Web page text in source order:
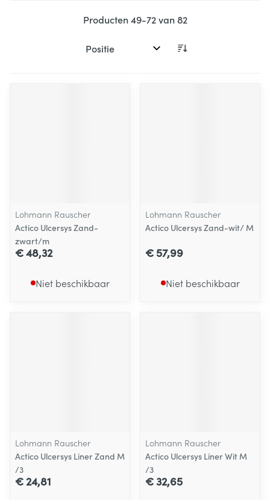
Producten49-72van82
Sorteer op:
Lohmann Rauscher
Actico Ulcersys Zand-
zwart/m
€ 48,32
Niet beschikbaar
Lohmann Rauscher
Actico Ulcersys Zand-wit/ M
€ 57,99
Niet beschikbaar
Lohmann Rauscher
Actico Ulcersys Liner Zand M
/3
€ 24,81
Lohmann Rauscher
Actico Ulcersys Liner Wit M
/3
€ 32,65